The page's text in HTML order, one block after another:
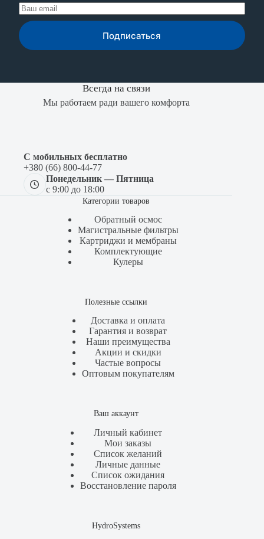
Подписаться
Всегда на связи
Мы работаем ради вашего комфорта
С мобильных бесплатно
+380 (66) 800-44-77
Понедельник — Пятница
с 9:00 до 18:00
Категории товаров
Обратный осмос
Магистральные фильтры
Картриджи и мембраны
Комплектующие
Кулеры
Полезные ссылки
Доставка и оплата
Гарантия и возврат
Наши преимущества
Акции и скидки
Частые вопросы
Оптовым покупателям
Ваш аккаунт
Личный кабинет
Мои заказы
Список желаний
Личные данные
Список ожидания
Восстановление пароля
HydroSystems